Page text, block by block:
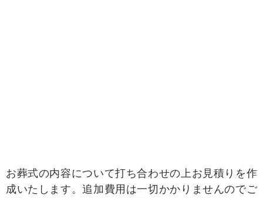
お葬式の内容について打ち合わせの上お見積りを作
成いたします。追加費用は一切かかりませんのでご